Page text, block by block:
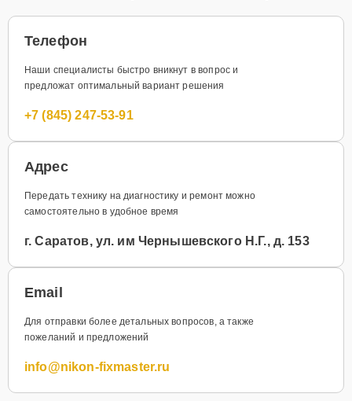
Телефон
Наши специалисты быстро вникнут в вопрос и
предложат оптимальный вариант решения
+7 (845) 247-53-91
Адрес
Передать технику на диагностику и ремонт можно
самостоятельно в удобное время
г. Саратов, ул. им Чернышевского Н.Г., д. 153
Email
Для отправки более детальных вопросов, а также
пожеланий и предложений
info@nikon-fixmaster.ru